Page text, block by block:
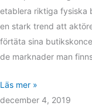
etablera riktiga fysiska
en stark trend att
förtäta sina
de marknader man
Läs mer »
december 4, 2019